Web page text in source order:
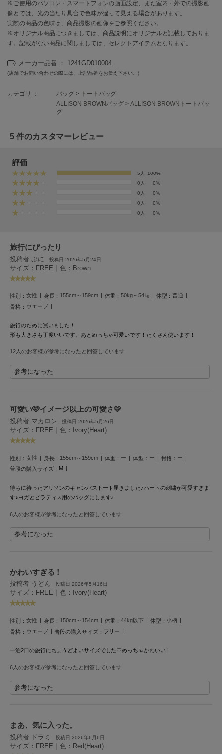
FURFUR
ファーファー
gelato pique
ジェラート ピケ
GELATO PIQUE CAT&DOG
ジェラート ピケ キャットアンドドッグ
ジェラート ピケ スリープ
グラミチ
Henon.
へノン
ホカ オネオネ
KEEN
キーン
ラート
ル
ルコックスポルティフ
LeSportsac
レスポートサック
LILY BROWN
LILY BROWN Lingerie
リリーブラウンランジェリー
LITTLE UNION TOKYO
MICHU COQUETTE
ミチュ コケット
ミースロエ
ミーエスミーム
Mila Owen
MUCHA
ミュシャ
※ご使用のパソコン・スマートフォンの画面設定、また室内・外での撮影画
像とでは、光の当たり具合で色味が違って見える場合があります。
実際の商品の色味は、商品撮影の画像をご参照ください。
※オリジナル商品につきましては、商品説明にオリジナルと記載しておりま
す。記載がない商品に関しましては、セレクトアイテムとなります。
メーカー品番 ： 1241GD010004
(店舗でお問い合わせの際には、上記品番をお伝え下さい。)
カテゴリ ： バッグ> トートバッグ
ALLISON BROWNバッグ> ALLISON BROWNトートバッ
グ
5 件のカスタマーレビュー
評価
5人
100%
0人
0%
0人
0%
0人
0%
0人
0%
旅行にぴったり
投稿者 ぷに 投稿日 2026年5月24日
サイズ：FREE | 色：Brown
性別： 女性 身長： 155cm～159cm 体重： 50kg～54㎏ 体型： 普通
骨格： ウエーブ
旅行のために買いました！
形も大きさも丁度いいです。あとめっちゃ可愛いです！たくさん使います！
12人のお客様が参考になったと回答しています
参考になった
可愛い🩷イメージ以上の可愛さ🩷
投稿者 マカロン 投稿日 2026年5月26日
サイズ：FREE 色：Ivory(Heart)
性別： 女性 身長： 155cm～159cm 体重： ー 体型： ー 骨格： ー
普段の購入サイズ： M
待ちに待ったアリソンのキャンバストート届きました♪ハートの刺繍が可愛すぎま
す♪ヨガとピラティス用のバッグにします♪
6人のお客様が参考になったと回答しています
参考になった
かわいすぎる！
投稿者 うどん 投稿日 2026年5月16日
サイズ：FREE 色：Ivory(Heart)
性別： 女性 身長： 150cm～154cm 体重： 44kg以下 体型： 小柄
骨格： ウエーブ 普段の購入サイズ： フリー
一泊2日の旅行にちょうどよいサイズでした♡めっちゃかわいい！
6人のお客様が参考になったと回答しています
参考になった
まあ、気に入った。
投稿者 ドラミ 投稿日 2026年6月6日
サイズ：FREE 色：Red(Heart)